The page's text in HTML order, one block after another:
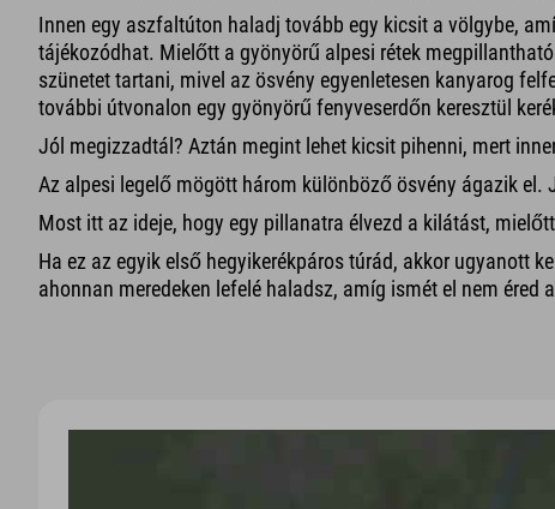
Innen egy aszfaltúton haladj tovább egy kicsit a völgybe,
tájékozódhat. Mielőtt a gyönyörű alpesi rétek
szünetet tartani, mivel az ösvény egyenletesen kanyarog
további útvonalon egy gyönyörű fenyveserdőn keresztül
Jól megizzadtál? Aztán megint lehet kicsit pihenni, mert
Az alpesi legelő mögött három különböző ösvény ágazik el.
Most itt az ideje, hogy egy pillanatra élvezd a kilátást,
Ha ez az egyik első hegyikerékpáros túrád, akkor ugyanott
ahonnan meredeken lefelé haladsz, amíg ismét el nem éred